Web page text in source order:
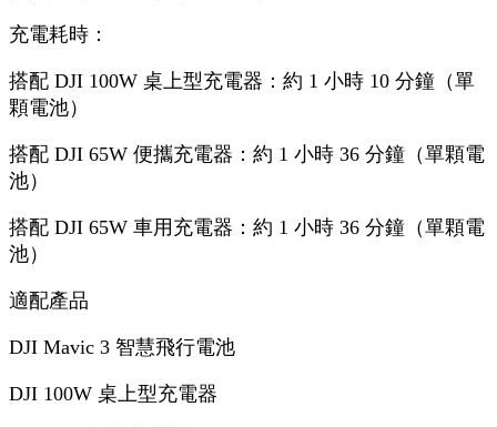
充電耗時：
搭配 DJI 100W 桌上型充電器：約 1 小時 10 分鐘（單
顆電池）
搭配 DJI 65W 便攜充電器：約 1 小時 36 分鐘（單顆電
池）
搭配 DJI 65W 車用充電器：約 1 小時 36 分鐘（單顆電
池）
適配產品
DJI Mavic 3 智慧飛行電池
DJI 100W 桌上型充電器